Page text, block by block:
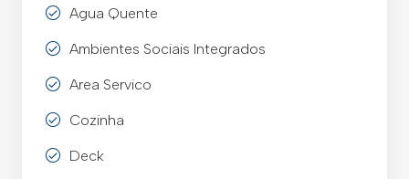
Agua Quente
Ambientes Sociais Integrados
Area Servico
Cozinha
Deck